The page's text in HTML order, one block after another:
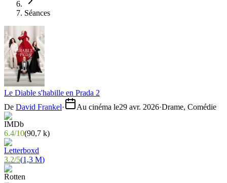
Séances
Le Diable s'habille en Prada 2
De David Frankel· Au cinéma le29 avr. 2026·Drame, Comédie
6.4/10(90,7 k)
3.2/5(1,3 M)